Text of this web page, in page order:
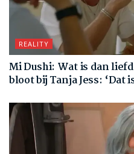
REALITY
Mi Dushi: Wat is dan
bloot bij Tanja Jess: